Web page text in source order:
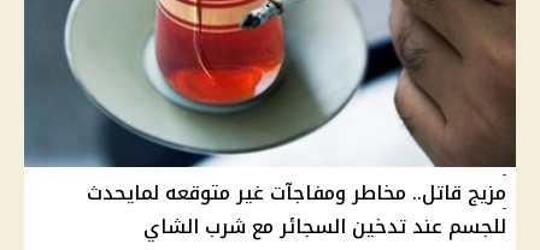
مزيج قاتل.. مخاطر ومفاجآت غير متوقعه لمايحدث
للجسم عند تدخين السجائر مع شرب الشاي